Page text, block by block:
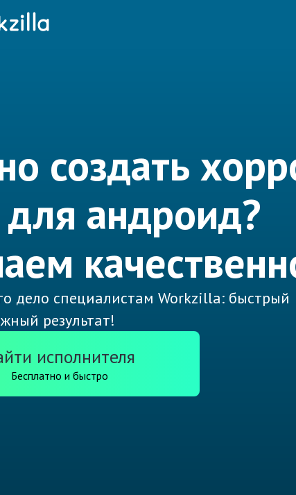
создать
для андроид?
дело специалистам Workzilla: быстрый
результат!
исполнителя
Бесплатно и быстро